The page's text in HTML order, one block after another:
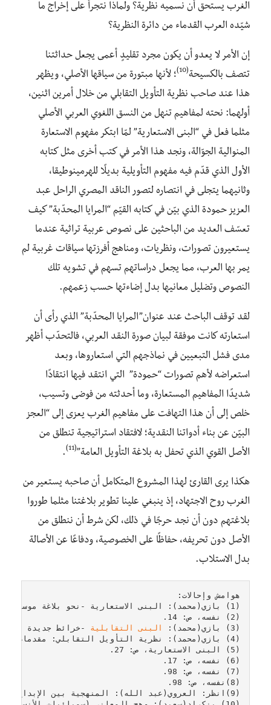
الغرب يستحق أن نسميه نظرية؟ ولماذا نتجرأ على إخراج ما
شيّده العرب القدماء من دائرة النظرية؟
إن الأمر لا يعدو أن يكون مجرد تقليدٍ أعمى يجعل حداثتنا
تتصف بالكسيحة(10)
؛ لأنها مبتورة من سياقها الأصلي، ويظهر
هذا عند صاحب نظرية التأويل التقابلي من خلال أمرين اثنين،
أولهما: نحته لمفاهيم تنهل من النسق اللغوي العربي الأصلي
مثلما فعل في “البنى الاستعارية” لمّا ابتكر مفهوم الاستعارة
المنوالية الجوّالة، ونجد هذا الأمر في كتب أخرى مثل كتابه
الأول الذي قدّم فيه مفهوم التأويلية بديلًا للهرمينوطيقا،
وثانيهما يتجلى في انتصاره لتصور الناقد المصري الراحل عبد
العزيز حمودة الذي بيّن في كتابه القيّم “المرايا المحدّبة” كيف
تعسّف العديد من الباحثين على نصوص عربية تراثية عندما
يستعيرون تصورات، ونظريات، ومناهج أفرزتها سياقات غربية لم
يمر بها العرب، مما يجعل دراساتهم تسهم في تشويه تلك
النصوص وتضليل معانيها بدل إضاءتها حسب زعمهم.
لقد توقف الباحث عند عنوان”المرايا المحدّبة” الذي رأى أن
استعارته كانت موفقة لبيان صورة النقد العربي، فالتحدّب أظهر
مدى فشل التبعيين في نماذجهم التي استعاروها، وبعد
استعراضه لأهم تصورات “حمودة” التي انتقد فيها انتقادًا
شديدًا المفاهيم المستعارة، وما أحدثته من فوضى وتسيب،
خلص إلى أن هذا التهافت على مفاهيم الغرب يعزى إلى “العجز
البيّن عن بناء أدواتنا النقدية؛ لافتقاد استراتيجية تنطلق من
الأصل القوي الذي تحفل به بلاغة التأويل العامة”(11)
.
هكذا يرى القارئ لهذا المشروع المتكامل أن صاحبه يستعير من
الغرب روح الاجتهاد، إذ ينبغي علينا تطوير بلاغتنا مثلما طوروا
بلاغتهم دون أن نجد حرجًا في ذلك، لكن شرط أن ننطلق من
الأصل دون تحريفه، حفاظًا على الخصوصية، ودفاعًا عن الأصالة
بدل الاستلاب.
(3) بازي(محمد):
البنى التقابلية